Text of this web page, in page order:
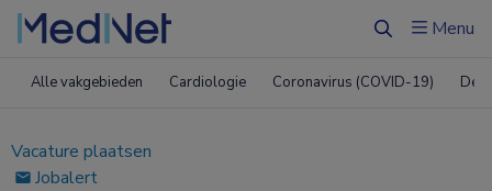
ZoekenMenu
Alle vakgebieden Cardiologie Coronavirus (COVID-19)
Vacature plaatsen
Jobalert